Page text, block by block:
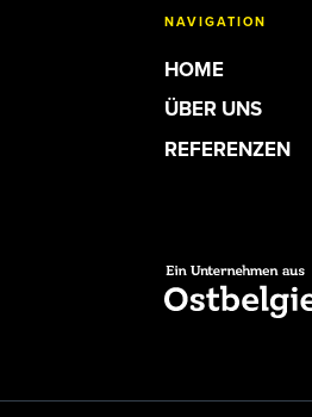
NAVIGATION
HOME
ÜBER UNS
REFERENZEN